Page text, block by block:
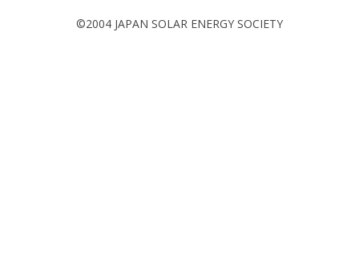
©2004 JAPAN SOLAR ENERGY SOCIETY